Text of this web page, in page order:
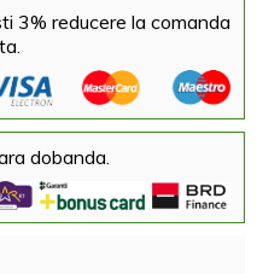
3% reducere la comanda
dobanda.